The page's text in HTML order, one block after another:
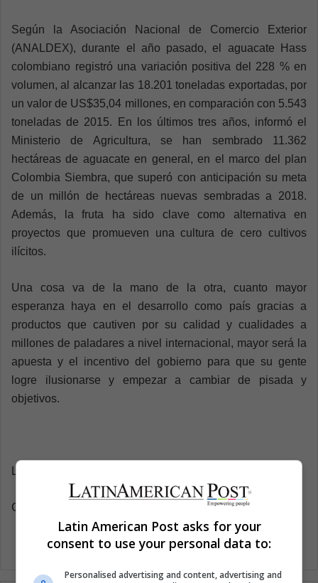
Según la Asociación Nacional de Comercio Exterior
(ANALDEX), durante el año pasado, el aguacate Hass
colombiano registró una variación positiva del 228 % en
volumen, al alcanzar las 18.201 toneladas exportadas, por
un valor de US$35,04 millones, en comparación con 5.543
toneladas de 2015. En los últimos tres años, informó el
Ministerio de Agricultura, se han sembrado 11.362
hectáreas de aguacate en general, en el marco del plan
Colombia Siembra, que superó con anticipación su meta
de un millón de hectáreas nuevas sembradas a 2018.
Además, la fruta ha sido clave como alternativa en
proyectos que promueven una cultura de cero cultivos
ilícitos.
Una cosa va de la mano de la otra, cuanto mayor
esperanza haya en el desarrollo como país gracias a
productos que cautiven por su calidad y cualidades a
millones de paladares a nivel internacional, mayor será la
apuesta y el incentivo del gobierno para que su gente
logre ilusionarse y empezar a cambiar de pisada y
objetivos.
Copy edited by Susana Cicchetto
Latin American Post asks for your
consent to use your personal data to:
Personalised advertising and content, advertising and